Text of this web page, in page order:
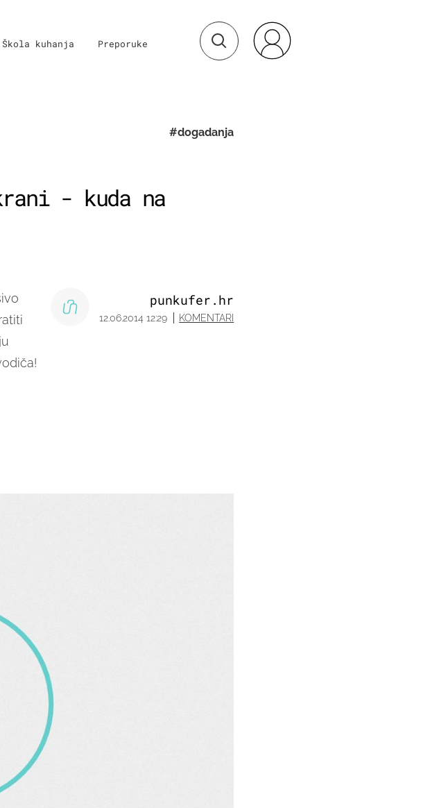
Škola kuhanja Preporuke
#dogadanja
- kuda na
punkufer.hr
12.06.2014 12:29 KOMENTARI